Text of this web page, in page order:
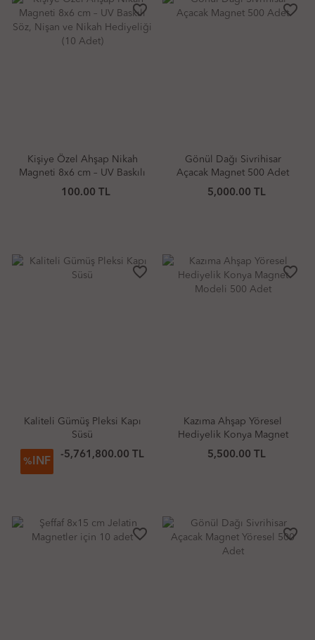
favorite_border
Kişiye Özel Ahşap Nikah
Magneti 8x6 cm – UV Baskılı
Söz, Nişan ve Nikah
100.00 TL
favorite_border
Gönül Dağı Sivrihisar
Açacak Magnet 500 Adet
5,000.00 TL
favorite_border
Kaliteli Gümüş Pleksi Kapı
Süsü
% INF
-5,761,800.00 TL
favorite_border
Kazıma Ahşap Yöresel
Hediyelik Konya Magnet
Modeli 500 Adet
5,500.00 TL
favorite_border favorite_border